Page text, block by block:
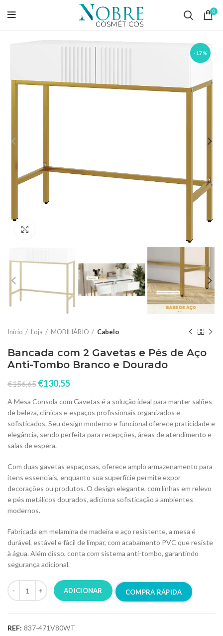
0
-17%
Início Loja MOBILIÁRIO Cabelo
Bancada com 2 Gavetas e Pés de Aço
Anti-Tombo Branco e Dourado
€156,65 €130,55
A Mesa Consola com Gavetas é a solução ideal para manter salões
de beleza, clínicas e espaços profissionais organizados e
sofisticados. Seu design moderno e funcional oferece praticidade e
elegância, sendo perfeita para recepções, áreas de atendimento e
salas de espera.
Com duas gavetas espaçosas, oferece amplo armazenamento para
itens essenciais, enquanto sua superfície permite expor
decorações ou produtos. O design elegante, com linhas em relevo
e pés metálicos dourados, adiciona sofisticação a ambientes
modernos.
Fabricada em melamina de madeira e aço resistente, a mesa é
durável, estável e fácil de limpar, com acabamento PVC que resiste
à água. Além disso, conta com sistema anti-tombo, garantindo
segurança adicional.
ADICIONAR COMPRA RÁPIDA
REF: 837-471V80WT